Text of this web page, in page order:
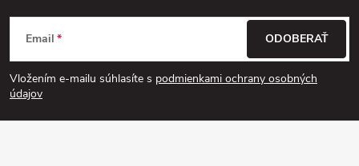
Z
á
p
Email
Vložením e-mailu súhlasíte s podmienkami ochrany osobných
údajov
ODOBERAŤ